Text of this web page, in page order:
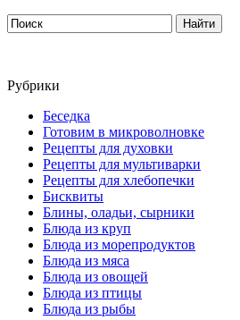
Рубрики
Беседка
Готовим в микроволновке
Рецепты для духовки
Рецепты для мультиварки
Рецепты для хлебопечки
Бисквиты
Блины, оладьи, сырники
Блюда из круп
Блюда из морепродуктов
Блюда из мяса
Блюда из овощей
Блюда из птицы
Блюда из рыбы